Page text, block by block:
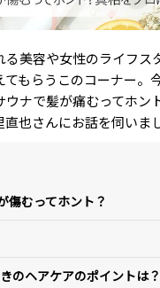
る美容や女性のライフス
もらうこのコーナー。
ウナで髪が痛むってホン
也さんにお話を伺いま
傷むってホント？
のヘアケアのポイントは？